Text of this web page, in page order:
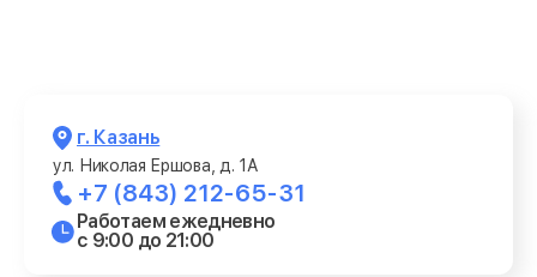
г. Казань
ул. Николая Ершова, д. 1А
+7 (843) 212-65-31
Работаем ежедневно
с 9:00 до 21:00